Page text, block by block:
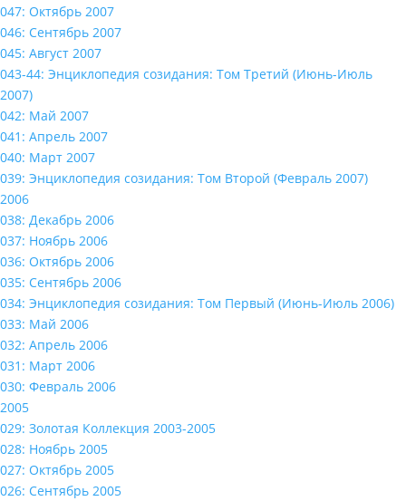
047: Октябрь 2007
046: Сентябрь 2007
045: Август 2007
043-44: Энциклопедия созидания: Том Третий (Июнь-Июль
2007)
042: Май 2007
041: Апрель 2007
040: Март 2007
039: Энциклопедия созидания: Том Второй (Февраль 2007)
2006
038: Декабрь 2006
037: Ноябрь 2006
036: Октябрь 2006
035: Сентябрь 2006
034: Энциклопедия созидания: Том Первый (Июнь-Июль 2006)
033: Май 2006
032: Апрель 2006
031: Март 2006
030: Февраль 2006
2005
029: Золотая Коллекция 2003-2005
028: Ноябрь 2005
027: Октябрь 2005
026: Сентябрь 2005